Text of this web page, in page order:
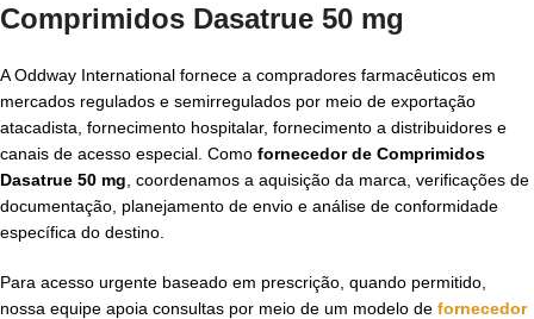
Comprimidos Dasatrue 50 mg
A Oddway International fornece a compradores farmacêuticos em
mercados regulados e semirregulados por meio de exportação
atacadista, fornecimento hospitalar, fornecimento a distribuidores e
canais de acesso especial. Como fornecedor de Comprimidos
Dasatrue 50 mg , coordenamos a aquisição da marca, verificações de
documentação, planejamento de envio e análise de conformidade
específica do destino.
Para acesso urgente baseado em prescrição, quando permitido,
nossa equipe apoia consultas por meio de um modelo de fornecedor